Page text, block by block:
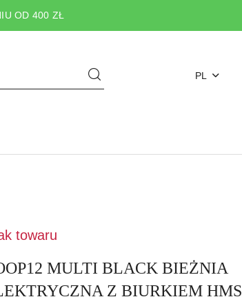
OD 400 ZŁ
PL
towaru
MULTI BLACK BIEŻNIA
Z BIURKIEM HMS